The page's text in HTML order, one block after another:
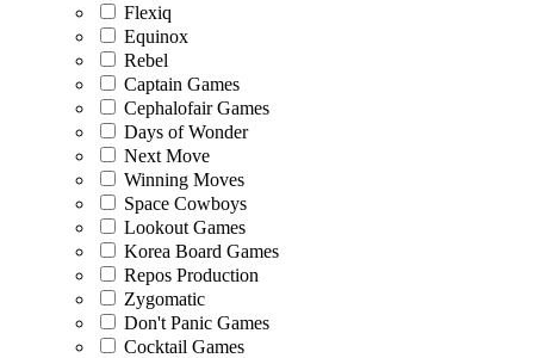
Flexiq
Equinox
Rebel
Captain Games
Cephalofair Games
Days of Wonder
Next Move
Winning Moves
Space Cowboys
Lookout Games
Korea Board Games
Repos Production
Zygomatic
Don't Panic Games
Cocktail Games